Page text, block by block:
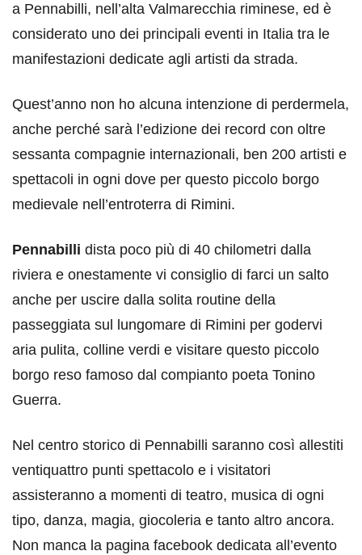
a Pennabilli, nell’alta Valmarecchia riminese, ed è
considerato uno dei principali eventi in Italia tra le
manifestazioni dedicate agli artisti da strada.
Quest’anno non ho alcuna intenzione di perdermela,
anche perché sarà l’edizione dei record con oltre
sessanta compagnie internazionali, ben 200 artisti e
spettacoli in ogni dove per questo piccolo borgo
medievale nell’entroterra di Rimini.
Pennabilli dista poco più di 40 chilometri dalla
riviera e onestamente vi consiglio di farci un salto
anche per uscire dalla solita routine della
passeggiata sul lungomare di Rimini per godervi
aria pulita, colline verdi e visitare questo piccolo
borgo reso famoso dal compianto poeta Tonino
Guerra.
Nel centro storico di Pennabilli saranno così allestiti
ventiquattro punti spettacolo e i visitatori
assisteranno a momenti di teatro, musica di ogni
tipo, danza, magia, giocoleria e tanto altro ancora.
Non manca la pagina facebook dedicata all’evento